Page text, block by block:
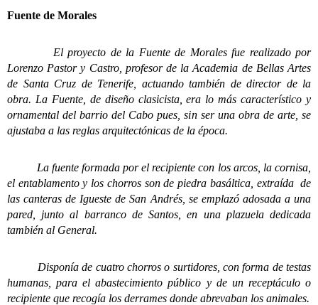
Fuente de Morales
El proyecto de la Fuente de Morales fue realizado por
Lorenzo Pastor y Castro, profesor de la Academia de Bellas Artes
de Santa Cruz de Tenerife, actuando también de director de la
obra. La Fuente, de diseño clasicista, era lo más característico y
ornamental del barrio del Cabo pues, sin ser una obra de arte, se
ajustaba a las reglas arquitectónicas de la época.
La fuente formada por el recipiente con los arcos, la cornisa,
el entablamento y los chorros son de piedra basáltica, extraída de
las canteras de Igueste de San Andrés, se emplazó adosada a una
pared, junto al barranco de Santos, en una plazuela dedicada
también al General.
Disponía de cuatro chorros o surtidores, con forma de testas
humanas, para el abastecimiento público y de un receptáculo o
recipiente que recogía los derrames donde abrevaban los animales.